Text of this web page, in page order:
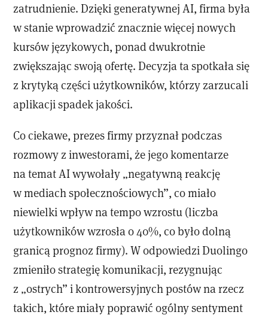
zatrudnienie. Dzięki generatywnej AI, firma była
w stanie wprowadzić znacznie więcej nowych
kursów językowych, ponad dwukrotnie
zwiększając swoją ofertę. Decyzja ta spotkała się
z krytyką części użytkowników, którzy zarzucali
aplikacji spadek jakości.
Co ciekawe, prezes firmy przyznał podczas
rozmowy z inwestorami, że jego komentarze
na temat AI wywołały „negatywną reakcję
w mediach społecznościowych”, co miało
niewielki wpływ na tempo wzrostu (liczba
użytkowników wzrosła o 40%, co było dolną
granicą prognoz firmy). W odpowiedzi Duolingo
zmieniło strategię komunikacji, rezygnując
z „ostrych” i kontrowersyjnych postów na rzecz
takich, które miały poprawić ogólny sentyment